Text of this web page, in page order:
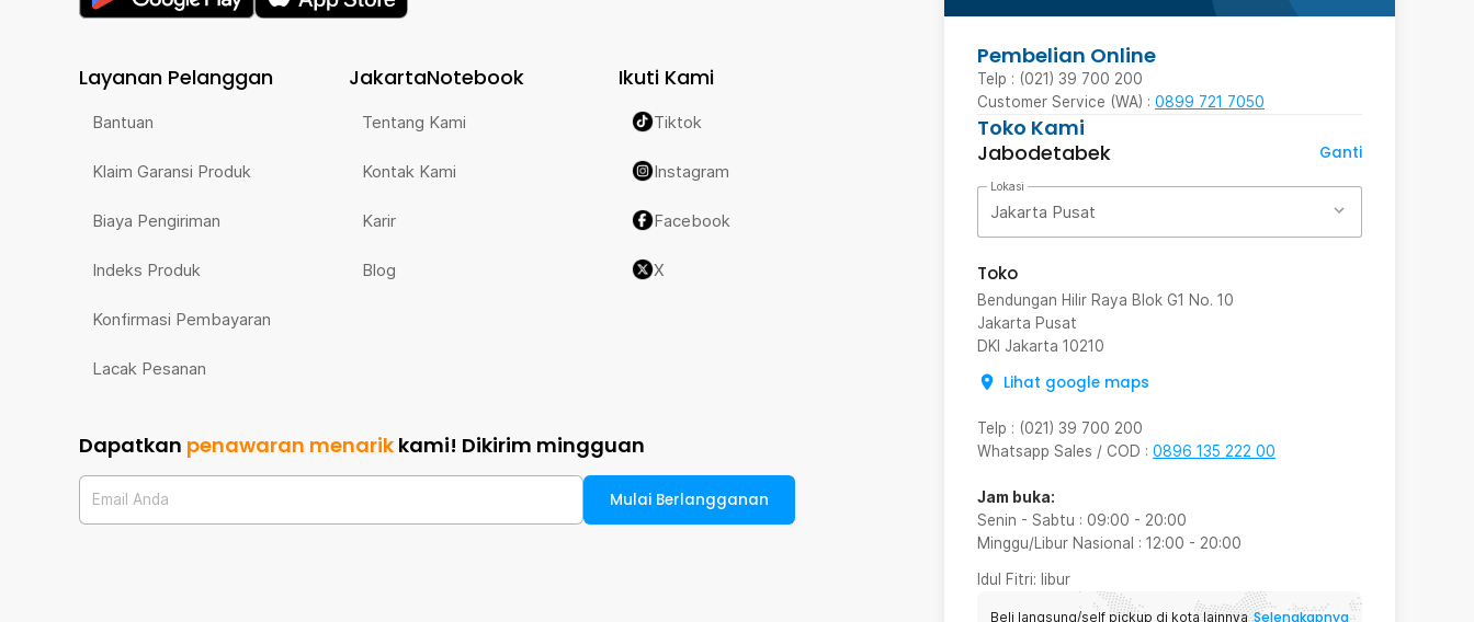
Pembelian Online
Telp : (021) 39 700 200
Customer Service (WA) : 0899 721 7050
Toko Kami
Jabodetabek
Ganti
Lokasi
Jakarta Pusat
Toko
Bendungan Hilir Raya Blok G1 No. 10
Jakarta Pusat
DKI Jakarta 10210
Lihat google maps
Telp : (021) 39 700 200
Whatsapp Sales / COD : 0896 135 222 00
Jam buka:
Senin - Sabtu : 09:00 - 20:00
Minggu/Libur Nasional : 12:00 - 20:00
Idul Fitri: libur
Beli langsung/self pickup di kota lainnya Selengkapnya
Layanan Pelanggan
Bantuan
Klaim Garansi Produk
Biaya Pengiriman
Indeks Produk
Konfirmasi Pembayaran
Lacak Pesanan
JakartaNotebook
Tentang Kami
Kontak Kami
Karir
Blog
Ikuti Kami
Tiktok
Instagram
Facebook
X
Dapatkan penawaran menarik kami! Dikirim mingguan
Email Anda Mulai Berlangganan